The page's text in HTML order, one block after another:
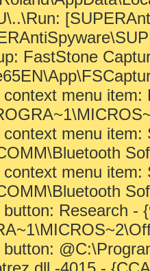
FastStone
menu
menu
menu
Research -